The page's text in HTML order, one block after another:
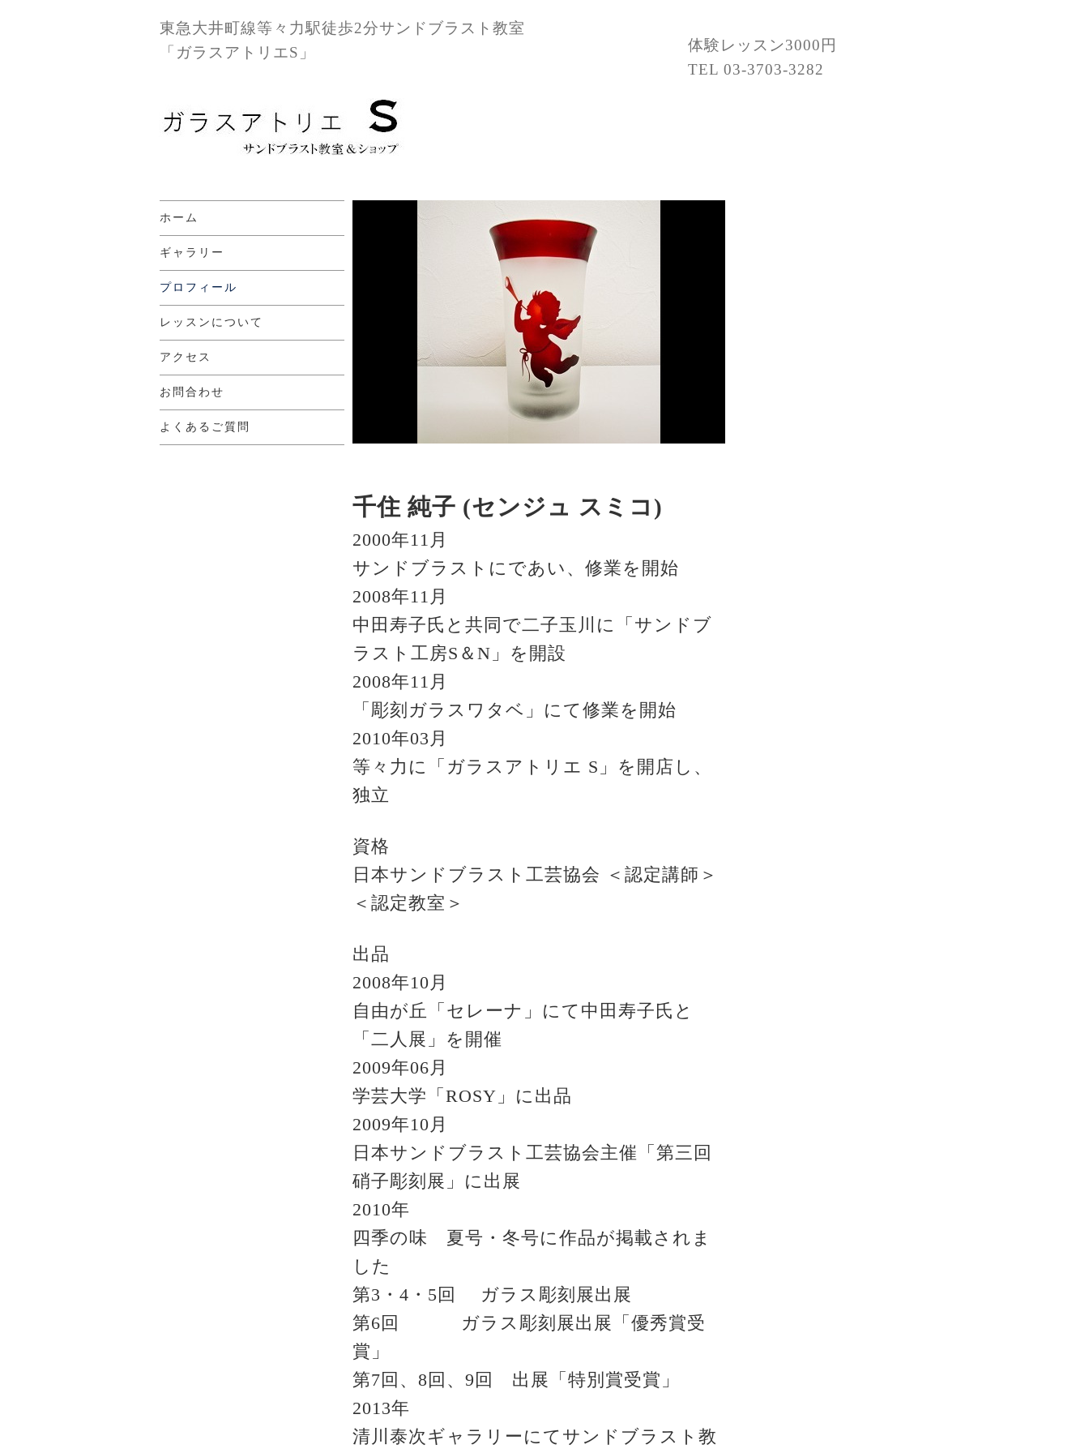
東急大井町線等々力駅徒歩2分サンドブラスト教室
「ガラスアトリエS」
体験レッスン3000円
TEL 03-3703-3282
千住 純子 (センジュ スミコ)
2000年11月
サンドブラストにであい、修業を開始
2008年11月
中田寿子氏と共同で二子玉川に「サンドブ
ラスト工房S＆N」を開設
2008年11月
「彫刻ガラスワタベ」にて修業を開始
2010年03月
等々力に「ガラスアトリエ S」を開店し、
独立
資格
日本サンドブラスト工芸協会 ＜認定講師＞
＜認定教室＞
出品
2008年10月
自由が丘「セレーナ」にて中田寿子氏と
「二人展」を開催
2009年06月
学芸大学「ROSY」に出品
2009年10月
日本サンドブラスト工芸協会主催「第三回
硝子彫刻展」に出展
2010年
四季の味 夏号・冬号に作品が掲載されま
した
第3・4・5回 ガラス彫刻展出展
第6回 ガラス彫刻展出展「優秀賞受
賞」
第7回、8回、9回 出展「特別賞受賞」
2013年
清川泰次ギャラリーにてサンドブラスト教
ホーム
ギャラリー
プロフィール
レッスンについて
アクセス
お問合わせ
よくあるご質問